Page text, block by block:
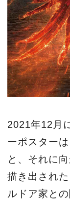
2021年12月
ーポスター
と、それに
描き出され
ルドア家と